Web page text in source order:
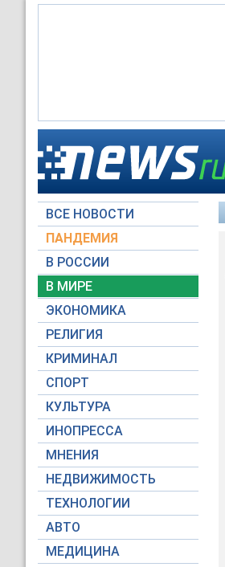
ВСЕ НОВОСТИ
ПАНДЕМИЯ
В РОССИИ
В МИРЕ
ЭКОНОМИКА
РЕЛИГИЯ
КРИМИНАЛ
СПОРТ
КУЛЬТУРА
ИНОПРЕССА
МНЕНИЯ
НЕДВИЖИМОСТЬ
ТЕХНОЛОГИИ
АВТО
МЕДИЦИНА